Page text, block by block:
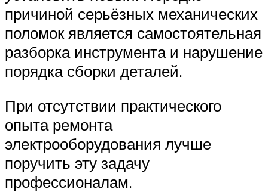
причиной серьёзных механических
поломок является самостоятельная
разборка инструмента и нарушение
порядка сборки деталей.
При отсутствии практического
опыта ремонта
электрооборудования лучше
поручить эту задачу
профессионалам.